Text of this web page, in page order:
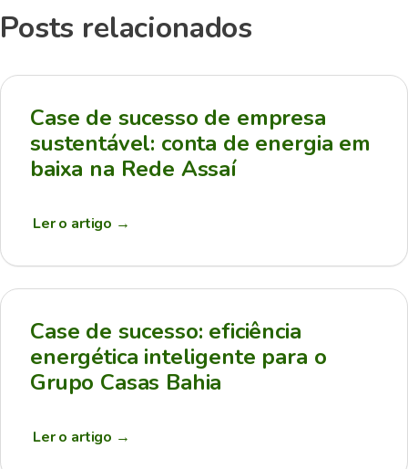
Posts relacionados
Case de sucesso de empresa
sustentável: conta de energia em
baixa na Rede Assaí
Ler o artigo →
Case de sucesso: eficiência
energética inteligente para o
Grupo Casas Bahia
Ler o artigo →